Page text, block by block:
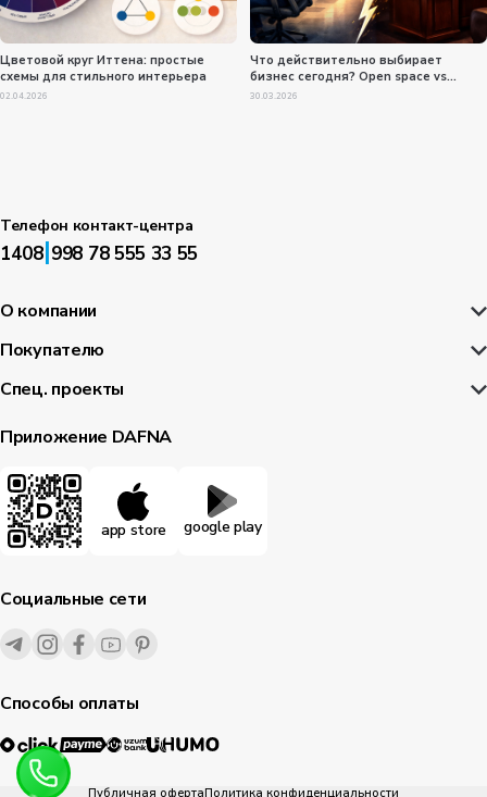
Цветовой круг Иттена: простые
схемы для стильного интерьера
02.04.2026
Что действительно выбирает
бизнес сегодня? Open space vs
кабинеты?
30.03.2026
Телефон контакт-центра
1408|998 78 555 33 55
О компании
Покупателю
Спец. проекты
Приложение DAFNA
app store google play
Социальные сети
Способы оплаты
Публичная офертаПолитика конфиденциальности